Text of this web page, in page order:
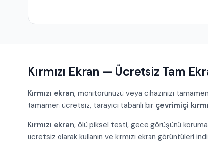
Kırmızı Ekran — Ücretsiz Tam
Kırmızı ekran, monitörünüzü veya cihazınızı
tamamen ücretsiz, tarayıcı tabanlı bir çevrimiçi
Kırmızı ekran, ölü piksel testi, gece görüşünü koruma,
ücretsiz olarak kullanın ve kırmızı ekran görüntüleri